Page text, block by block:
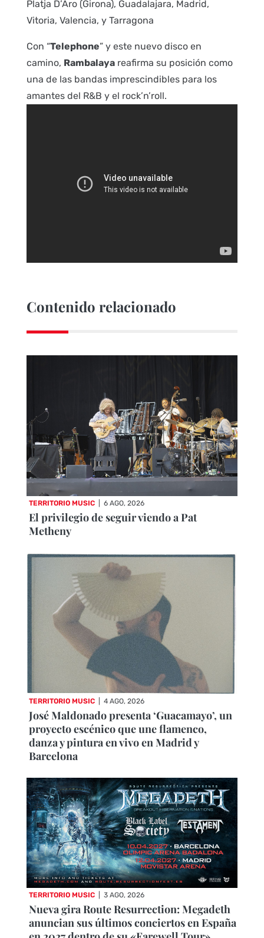
Platja D’Aro (Girona), Guadalajara, Madrid,
Vitoria, Valencia, y Tarragona
Con “Telephone” y este nuevo disco en
camino, Rambalayareafirma su posición como
una de las bandas imprescindibles para los
amantes del R&B y el rock’n’roll.
Contenido relacionado
TERRITORIO MUSIC 6 AGO, 2026
El privilegio de seguir viendo a Pat
Metheny
TERRITORIO MUSIC 4 AGO, 2026
José Maldonado presenta ‘Guacamayo’, un
proyecto escénico que une flamenco,
danza y pintura en vivo en Madrid y
Barcelona
TERRITORIO MUSIC 3 AGO, 2026
Nueva gira Route Resurrection: Megadeth
anuncian sus últimos conciertos en España